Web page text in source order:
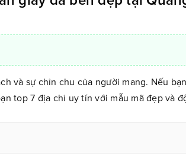
và sự chỉn chu của người mang. Nếu
top 7 địa chỉ uy tín với mẫu mã đẹp và